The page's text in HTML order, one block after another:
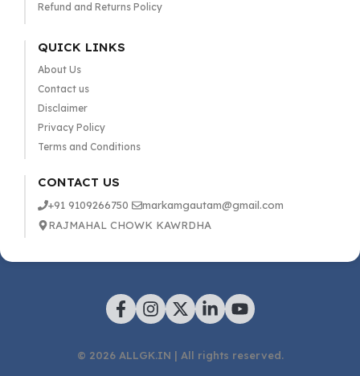
Refund and Returns Policy
QUICK LINKS
About Us
Contact us
Disclaimer
Privacy Policy
Terms and Conditions
CONTACT US
+91 9109266750
markamgautam@gmail.com
RAJMAHAL CHOWK KAWRDHA
© 2026 ALLGK.IN | All rights reserved.